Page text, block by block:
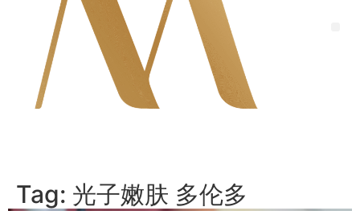
Tag: 光子嫩肤 多伦多